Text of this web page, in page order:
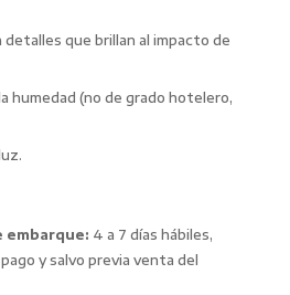
que brillan al impacto de
humedad (no de grado hotelero,
embarque: 4 a 7 días hábiles,
y salvo previa venta del